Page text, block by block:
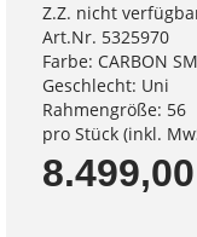
Z.Z. nicht
Art.Nr. 5325970
Farbe: CARBON
Geschlecht: Uni
Rahmengröße: 56
pro Stück (inkl.